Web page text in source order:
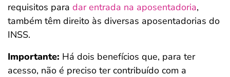
requisitos para dar entrada na aposentadoria,
também têm direito às diversas aposentadorias do
INSS.
Importante: Há dois benefícios que, para ter
acesso, não é preciso ter contribuído com a